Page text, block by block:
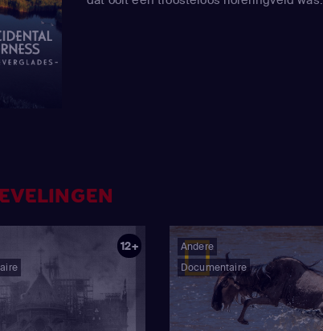
12+
Andere
Documentaire